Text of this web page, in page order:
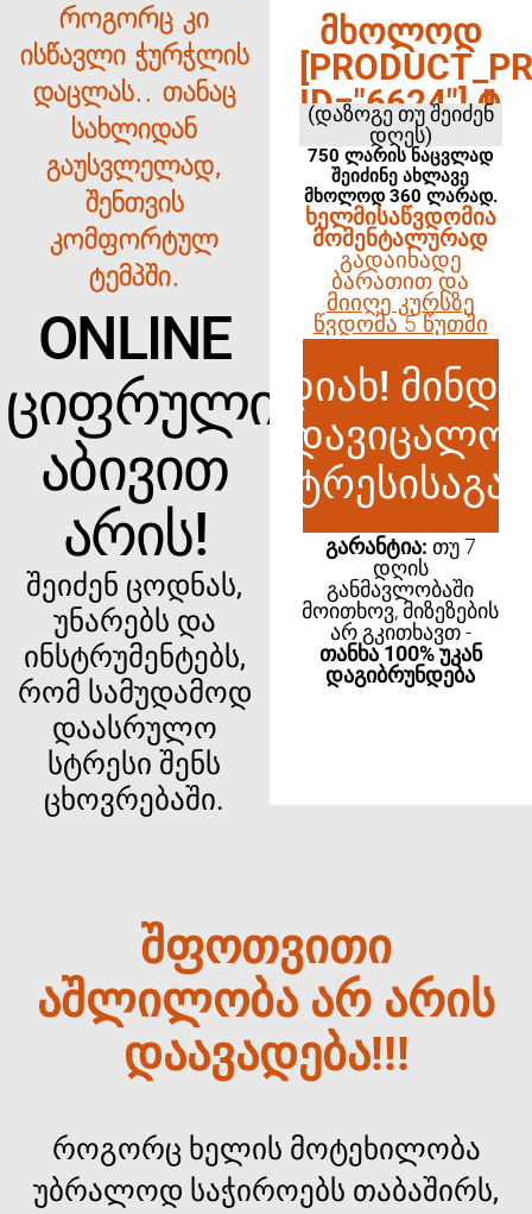
როგორც კი
ისწავლი ჭურჭლის
დაცლას.. თანაც
სახლიდან
გაუსვლელად,
შენთვის
კომფორტულ
ტემპში.
ONLINE
ᲪᲘᲤᲠᲣᲚᲘ
ᲐᲑᲘᲕᲘᲗ
ᲐᲠᲘᲡ!
შეიძენ ცოდნას,
უნარებს და
ინსტრუმენტებს,
რომ სამუდამოდ
დაასრულო
სტრესი შენს
ცხოვრებაში.
ᲛᲮᲝᲚᲝᲓ
ID="6624"] ₾
(დაზოგე თუ შეიძენ
დღეს)
750 ლარის ნაცვლად
შეიძინე ახლავე
მხოლოდ 360 ლარად.
ᲮᲔᲚᲛᲘᲡᲐᲬᲕᲓᲝᲛᲘᲐ
ᲛᲝᲛᲔᲜᲢᲐᲚᲣᲠᲐᲓ
ᲒᲐᲓᲐᲘᲮᲐᲓᲔ
ᲑᲐᲠᲐᲗᲘᲗ ᲓᲐ
ᲛᲘᲘᲦᲔ ᲙᲣᲠᲡᲖᲔ
ᲬᲕᲓᲝᲛᲐ 5 ᲬᲣᲗᲨᲘ
დიახ! მინდა
დავიცალო
სტრესისაგან
ᲒᲐᲠᲐᲜᲢᲘᲐ: ᲗᲣ 7
ᲓᲦᲘᲡ
ᲒᲐᲜᲛᲐᲕᲚᲝᲑᲐᲨᲘ
ᲛᲝᲘᲗᲮᲝᲕ, ᲛᲘᲖᲔᲖᲔᲑᲘᲡ
ᲐᲠ ᲒᲙᲘᲗᲮᲐᲕᲗ -
ᲗᲐᲜᲮᲐ 100% ᲣᲙᲐᲜ
ᲓᲐᲒᲘᲑᲠᲣᲜᲓᲔᲑᲐ
შფოთვითი
აშლილობა არ არის
დაავადება!!!
როგორც ხელის მოტეხილობა
უბრალოდ საჭიროებს თაბაშირს,